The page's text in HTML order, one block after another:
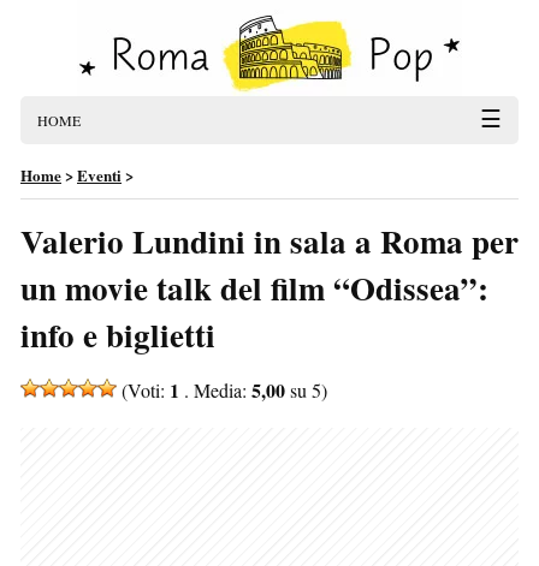
HOME ☰
Home>Eventi>
Valerio Lundini in sala a Roma per
un movie talk del film “Odissea”:
info e biglietti
(Voti: 1 . Media: 5,00su 5)